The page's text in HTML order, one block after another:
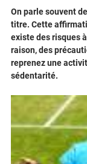
On parle souvent
titre. Cette
existe des risques
raison, des
reprenez une
sédentarité.